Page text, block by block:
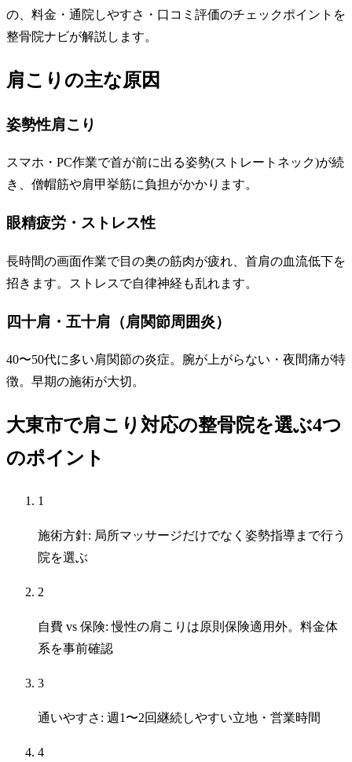
の、料金・通院しやすさ・口コミ評価のチェックポイントを
整骨院ナビが解説します。
肩こりの主な原因
姿勢性肩こり
スマホ・PC作業で首が前に出る姿勢(ストレートネック)が続
き、僧帽筋や肩甲挙筋に負担がかかります。
眼精疲労・ストレス性
長時間の画面作業で目の奥の筋肉が疲れ、首肩の血流低下を
招きます。ストレスで自律神経も乱れます。
四十肩・五十肩（肩関節周囲炎）
40〜50代に多い肩関節の炎症。腕が上がらない・夜間痛が特
徴。早期の施術が大切。
大東市で肩こり対応の整骨院を選ぶ4つ
のポイント
1
施術方針: 局所マッサージだけでなく姿勢指導まで行う
院を選ぶ
2
自費 vs 保険: 慢性の肩こりは原則保険適用外。料金体
系を事前確認
3
通いやすさ: 週1〜2回継続しやすい立地・営業時間
4